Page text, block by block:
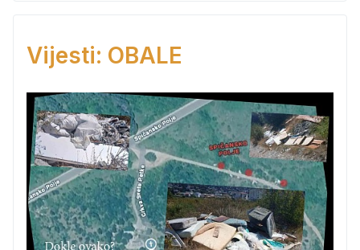
Vijesti: OBALE